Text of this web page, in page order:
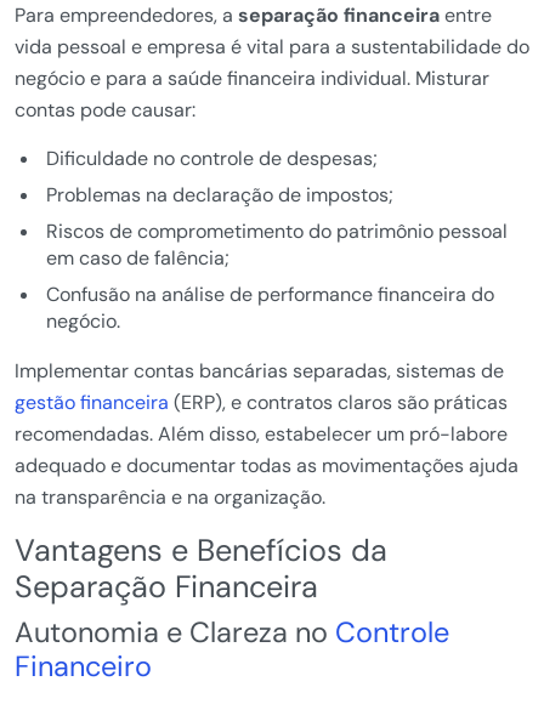
Para empreendedores, a separação financeiraentre
vida pessoal e empresa é vital para a sustentabilidade do
negócio e para a saúde financeira individual. Misturar
contas pode causar:
Dificuldade no controle de despesas;
Problemas na declaração de impostos;
Riscos de comprometimento do patrimônio pessoal
em caso de falência;
Confusão na análise de performance financeira do
negócio.
Implementar contas bancárias separadas, sistemas de
gestão financeira (ERP), e contratos claros são práticas
recomendadas. Além disso, estabelecer um pró-labore
adequado e documentar todas as movimentações ajuda
na transparência e na organização.
Vantagens e Benefícios da
Separação Financeira
Autonomia e Clareza no Controle
Financeiro